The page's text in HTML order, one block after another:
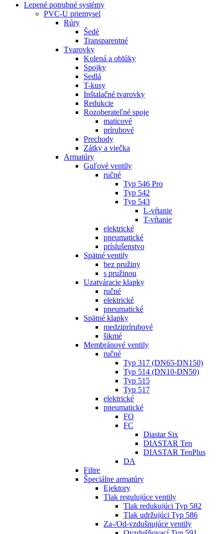
Lepené potrubné systémy
PVC-U priemysel
Rúry
Šedé
Transparentné
Tvarovky
Kolená a oblúky
Spojky
Sedlá
T-kusy
Inštalačné tvarovky
Redukcie
Rozoberateľné spoje
maticové
prírubové
Prechody
Zátky a viečka
Armatúry
Guľové ventily
ručné
Typ 546 Pro
Typ 542
Typ 543
L-vŕtanie
T-vŕtanie
elektrické
pneumatické
príslušenstvo
Spätné ventily
bez pružiny
s pružinou
Uzatváracie klapky
ručné
elektrické
pneumatické
Spätné klapky
medziprírubové
šikmé
Membránové ventily
ručné
Typ 317 (DN65-DN150)
Typ 514 (DN10-DN50)
Typ 515
Typ 517
elektrické
pneumatické
FO
FC
Diastar Six
DIASTAR Ten
DIASTAR TenPlus
DA
Filtre
Špeciálne armatúry
Ejektory
Tlak regulujúce ventily
Tlak redukujúci Typ 582
Tlak udržujúci Typ 586
Za-/Od-vzdušnujúce ventily